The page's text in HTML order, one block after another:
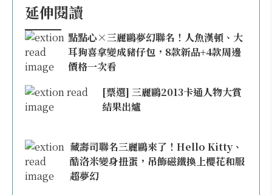
延伸閱讀
點點心×三麗鷗夢幻聯名！人魚漢頓、大
耳狗喜拿變成豬仔包，8款新品+4款周邊
價格一次看
[票選] 三麗鷗2013卡通人物大賞
結果出爐
藏壽司聯名三麗鷗來了！Hello Kitty、
酷洛米變身扭蛋，吊飾磁鐵換上櫻花和服
超夢幻